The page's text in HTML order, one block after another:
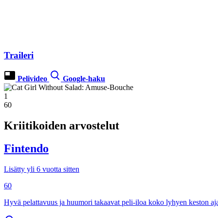
Traileri
Pelivideo Google-haku
1
60
Kriitikoiden arvostelut
Fintendo
Lisätty yli 6 vuotta sitten
60
Hyvä pelattavuus ja huumori takaavat peli-iloa koko lyhyen keston